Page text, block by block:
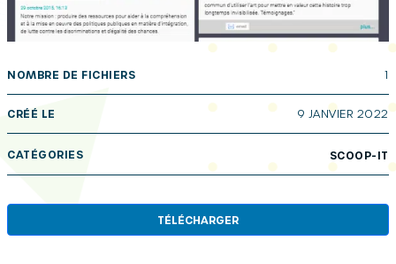
NOMBRE DE FICHIERS 1
CRÉÉ LE 9 JANVIER 2022
CATÉGORIES SCOOP-IT
TÉLÉCHARGER